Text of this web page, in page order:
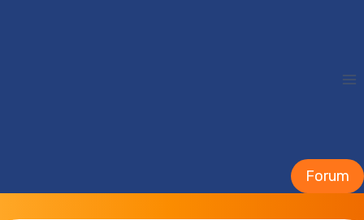
Forum